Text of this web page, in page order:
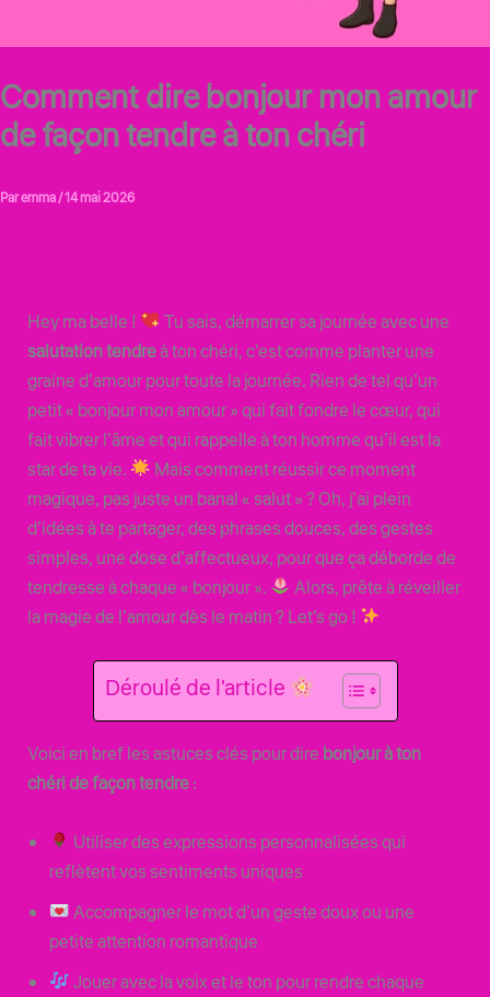
Comment dire bonjour mon amour
de façon tendre à ton chéri
Paremma/14 mai 2026
Hey ma belle !
Tu sais, démarrer sa journée avec une
salutation tendreà ton chéri, c’est comme planter une
graine d’amour pour toute la journée. Rien de tel qu’un
petit « bonjour mon amour » qui fait fondre le cœur, qui
fait vibrer l’âme et qui rappelle à ton homme qu’il est la
star de ta vie.
Mais comment réussir ce moment
magique, pas juste un banal « salut » ? Oh, j’ai plein
d’idées à te partager, des phrases douces, des gestes
simples, une dose d’affectueux, pour que ça déborde de
tendresse à chaque « bonjour ».
Alors, prête à réveiller
la magie de l’amour dès le matin ? Let’s go !
Déroulé de l'article
Voici en bref les astuces clés pour dire bonjour à ton
chéri de façon tendre:
Utiliser des expressions personnalisées qui
reflètent vos sentiments uniques
Accompagner le mot d’un geste doux ou une
petite attention romantique
Jouer avec la voix et le ton pour rendre chaque